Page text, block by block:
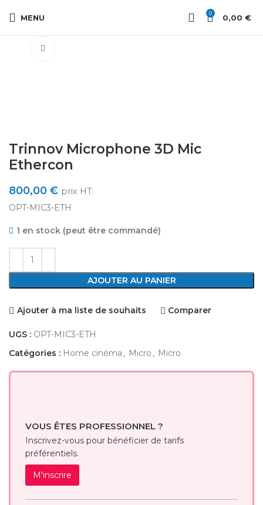
MENU 0 0,00 €
Trinnov Microphone 3D Mic
Ethercon
800,00 € prix HT
OPT-MIC3-ETH
1 en stock (peut être commandé)
AJOUTER AU PANIER
Ajouter à ma liste de souhaits Comparer
UGS : OPT-MIC3-ETH
Catégories : Home cinéma , Micro , Micro
VOUS ÊTES PROFESSIONNEL ?
Inscrivez-vous pour bénéficier de tarifs
préférentiels.
M'inscrire